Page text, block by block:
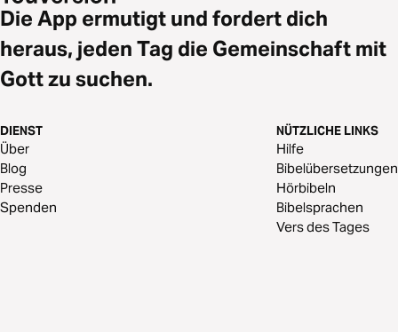
Die App ermutigt und fordert dich
heraus, jeden Tag die Gemeinschaft mit
Gott zu suchen.
DIENST
Über
Blog
Presse
Spenden
NÜTZLICHE LINKS
Hilfe
Bibelübersetzungen
Hörbibeln
Bibelsprachen
Vers des Tages